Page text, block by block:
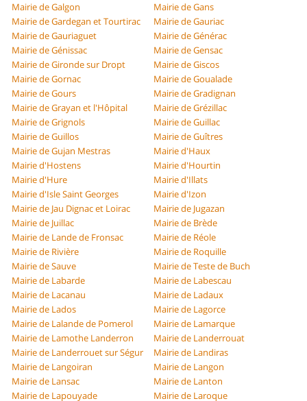
Mairie de Galgon
Mairie de Gans
Mairie de Gardegan et Tourtirac
Mairie de Gauriac
Mairie de Gauriaguet
Mairie de Générac
Mairie de Génissac
Mairie de Gensac
Mairie de Gironde sur Dropt
Mairie de Giscos
Mairie de Gornac
Mairie de Goualade
Mairie de Gours
Mairie de Gradignan
Mairie de Grayan et l'Hôpital
Mairie de Grézillac
Mairie de Grignols
Mairie de Guillac
Mairie de Guillos
Mairie de Guîtres
Mairie de Gujan Mestras
Mairie d'Haux
Mairie d'Hostens
Mairie d'Hourtin
Mairie d'Hure
Mairie d'Illats
Mairie d'Isle Saint Georges
Mairie d'Izon
Mairie de Jau Dignac et Loirac
Mairie de Jugazan
Mairie de Juillac
Mairie de Brède
Mairie de Lande de Fronsac
Mairie de Réole
Mairie de Rivière
Mairie de Roquille
Mairie de Sauve
Mairie de Teste de Buch
Mairie de Labarde
Mairie de Labescau
Mairie de Lacanau
Mairie de Ladaux
Mairie de Lados
Mairie de Lagorce
Mairie de Lalande de Pomerol
Mairie de Lamarque
Mairie de Lamothe Landerron
Mairie de Landerrouat
Mairie de Landerrouet sur Ségur
Mairie de Landiras
Mairie de Langoiran
Mairie de Langon
Mairie de Lansac
Mairie de Lanton
Mairie de Lapouyade
Mairie de Laroque